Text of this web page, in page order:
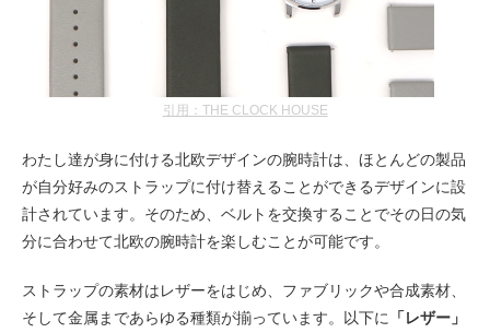
引用：THE CLOCK HOUSE
わたし達が身に付ける北欧デザインの腕時計は、ほとんどの製品
が自分好みのストラップに付け替えることができるデザインに設
計されています。そのため、ベルトを交換することでその日の気
分に合わせて北欧の腕時計を楽しむことが可能です。
ストラップの素材はレザーをはじめ、ファブリックや合成素材、
そして金属まであらゆる種類が揃っています。以下に
「レザー」